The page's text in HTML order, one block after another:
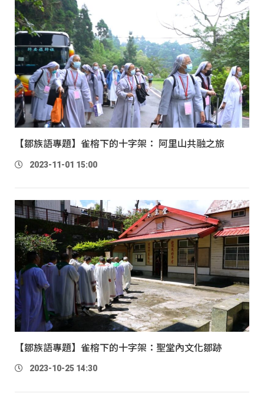
【鄒族語專題】雀榕下的十字架： 阿里山共融之旅
2023-11-01 15:00
【鄒族語專題】雀榕下的十字架：聖堂內文化鄒跡
2023-10-25 14:30